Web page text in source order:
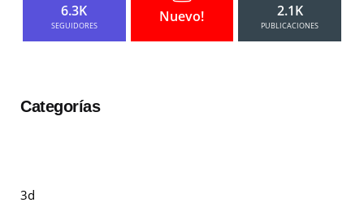
6.3K
SEGUIDORES
Nuevo! 2.1K
PUBLICACIONES
Categorías
3d